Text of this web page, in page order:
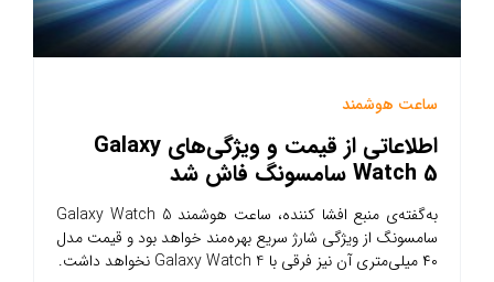
ساعت هوشمند
اطلاعاتی از قیمت و ویژگی‌های Galaxy
Watch 5 سامسونگ فاش شد
به‌گفته‌ی منبع افشا کننده، ساعت هوشمند Galaxy Watch 5
سامسونگ از ویژگی شارژ سریع‌ بهره‌مند خواهد بود و قیمت مدل
۴۰ میلی‌متری آن نیز فرقی با Galaxy Watch 4 نخواهد داشت.